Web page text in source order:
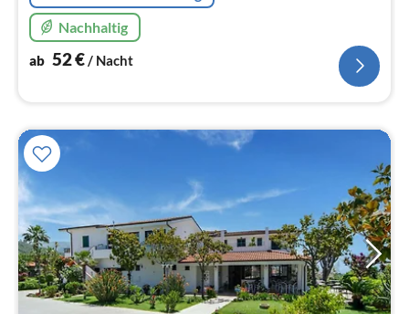
Nachhaltig
ab 52€ / Nacht